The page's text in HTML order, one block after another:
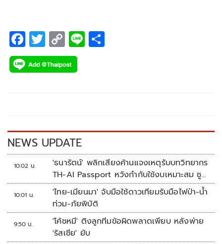
F
ac
e
k
T
wi
tt
C
o
p
k
Li
NEWS UPDATE
10:02 น.
'ธนารัตน์' พลิกเสียงค้านแจงเหตุรับบทวิทยากร
TH-AI Passport หวังกำกับใช้งบเหมาะสม ชู
จุดเด่นคนไทยได้ใช้ AI ระดับโปร ลดเหลื่อมล้ำ
ทางเทคโนโลยี เซฟงบไปกว่า900ล้าน เชื่อหาก
ใช้เต็มที่เอกชนขาดทุนย่อยยับ
10:01 น.
'ไทย-เมียนมา' จับมือใช้ดาวเทียมรับมือไฟป่า-น้ำ
ท่วม-ภัยพิบัติ
9:50 น.
'โค้ชหมี' ติงลูกทีมข้อผิดพลาดเพียบ หลังพ่าย
'รัสเซีย' ยับ